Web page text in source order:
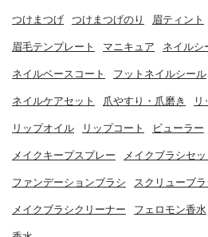
つけまつげ つけまつげのり 眉ティント
眉毛テンプレート マニキュア ネイルシ
ネイルベースコート フットネイルシール
ネイルケアセット 爪やすり・爪磨き リ
リップオイル リップコート ビューラー
メイクキープスプレー メイクブラシセッ
ファンデーションブラシ スクリューブラ
メイクブラシクリーナー フェロモン香水